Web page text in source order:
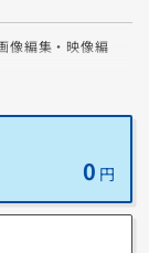
像編集・映像編
たり、クリエイ
アを扱う場合に
にせず思うまま
0 円